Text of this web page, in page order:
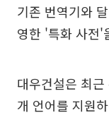
기존 번역기와
영한 '특화 사전'
대우건설은 최
개 언어를 지원